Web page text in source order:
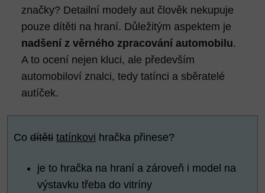
značky? Detailní modely aut člověk nekupuje
pouze dítěti na hraní. Důležitým aspektem je
nadšení z věrného zpracování automobilu.
A to ocení nejen kluci, ale především
automobiloví znalci, tedy tatínci a sběratelé
autíček.
Co dítěti tatínkovi hračka přinese?
je to hračka na hraní a zároveň i model na
výstavku třeba do vitríny